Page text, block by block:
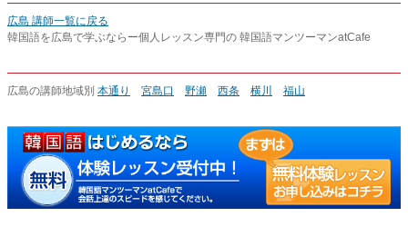
広島 講師一覧に戻る
韓国語を広島で学ぶならー個人レッスン専門の 韓国語マンツーマンatCafe
広島の講師地域別 本通り 宮島口 野瀬 西条 横川 福山